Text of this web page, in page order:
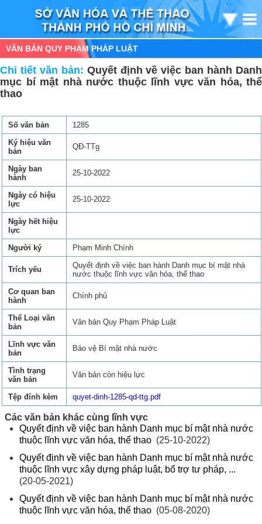
VĂN BẢN QUY PHẠM PHÁP LUẬT
Chi tiết văn bản: Quyết định về việc ban hành Danh
mục bí mật nhà nước thuộc lĩnh vực văn hóa, thể
thao
Số văn bản
1285
Ký hiệu văn
bản
QĐ-TTg
Ngày ban
hành
25-10-2022
Ngày có hiệu
lực
25-10-2022
Ngày hết hiệu
lực
Người ký
Phạm Minh Chính
Trích yếu
Quyết định về việc ban hành Danh mục bí mật nhà
nước thuộc lĩnh vực văn hóa, thể thao
Cơ quan ban
hành
Chính phủ
Thể Loại văn
bản
Văn bản Quy Phạm Pháp Luật
Lĩnh vực văn
bản
Bảo vệ Bí mật nhà nước
Tình trạng
văn bản
Văn bản còn hiệu lực
Tệp đính kèm quyet-dinh-1285-qd-ttg.pdf
Các văn bản khác cùng lĩnh vực
Quyết định về việc ban hành Danh mục bí mật nhà nước
thuộc lĩnh vực văn hóa, thể thao (25-10-2022)
Quyết định về việc ban hành Danh mục bí mật nhà nước
thuộc lĩnh vực xây dựng pháp luật, bổ trợ tư pháp, ...
(20-05-2021)
Quyết định về việc ban hành Danh mục bí mật nhà nước
thuộc lĩnh vực văn hóa, thể thao (05-08-2020)